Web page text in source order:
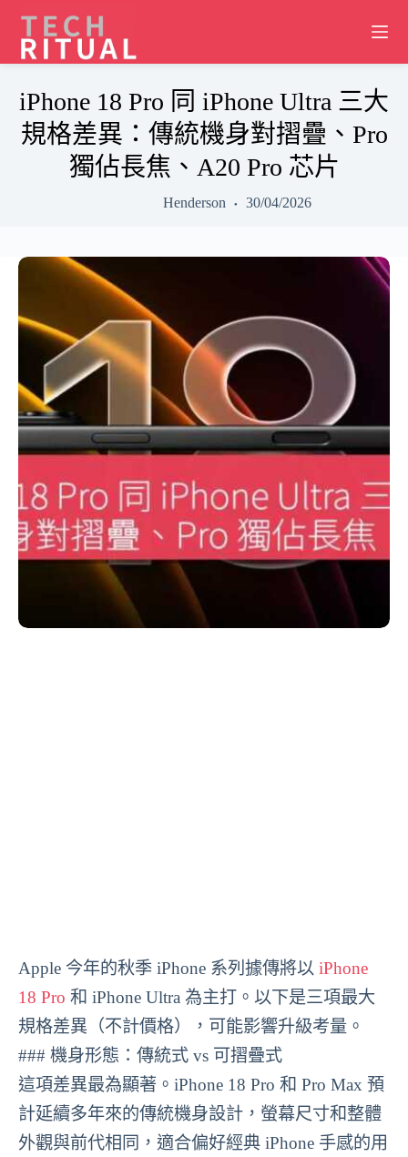
content
iPhone 18 Pro 同 iPhone Ultra 三大
規格差異：傳統機身對摺疊、Pro
獨佔長焦、A20 Pro 芯片
Henderson 30/04/2026
Apple 今年的秋季 iPhone 系列據傳將以 iPhone
18 Pro 和 iPhone Ultra 為主打。以下是三項最大
規格差異（不計價格），可能影響升級考量。
### 機身形態：傳統式 vs 可摺疊式
這項差異最為顯著。iPhone 18 Pro 和 Pro Max 預
計延續多年來的傳統機身設計，螢幕尺寸和整體
外觀與前代相同，適合偏好經典 iPhone 手感的用